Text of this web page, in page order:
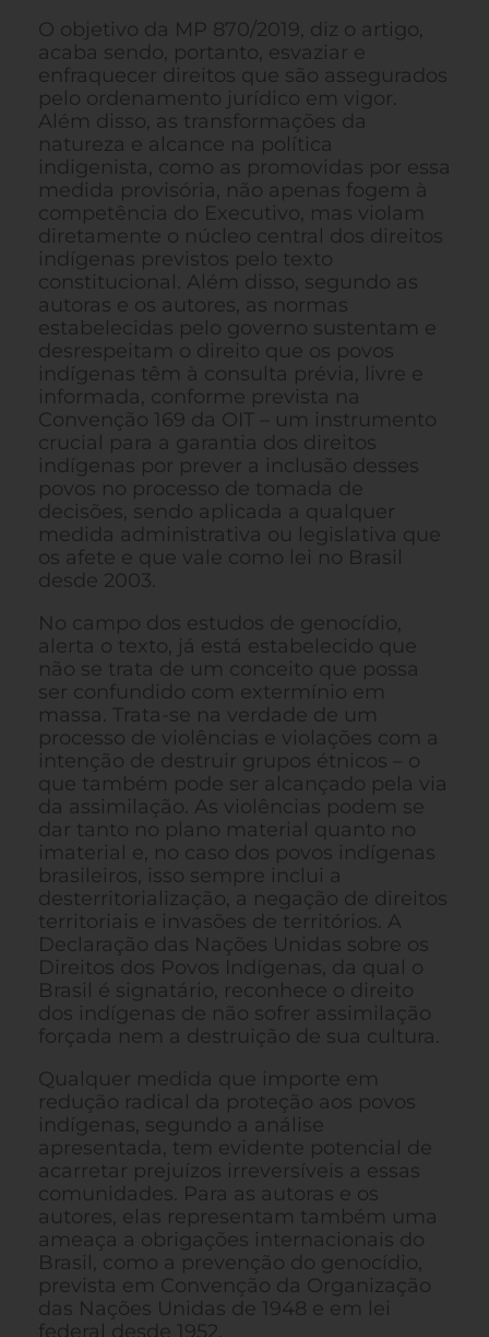
O objetivo da MP 870/2019, diz o artigo,
acaba sendo, portanto, esvaziar e
enfraquecer direitos que são assegurados
pelo ordenamento jurídico em vigor.
Além disso, as transformações da
natureza e alcance na política
indigenista, como as promovidas por essa
medida provisória, não apenas fogem à
competência do Executivo, mas violam
diretamente o núcleo central dos direitos
indígenas previstos pelo texto
constitucional. Além disso, segundo as
autoras e os autores, as normas
estabelecidas pelo governo sustentam e
desrespeitam o direito que os povos
indígenas têm à consulta prévia, livre e
informada, conforme prevista na
Convenção 169 da OIT – um instrumento
crucial para a garantia dos direitos
indígenas por prever a inclusão desses
povos no processo de tomada de
decisões, sendo aplicada a qualquer
medida administrativa ou legislativa que
os afete e que vale como lei no Brasil
desde 2003.
​No campo dos estudos de genocídio,
alerta o texto, já está estabelecido que
não se trata de um conceito que possa
ser confundido com extermínio em
massa. Trata-se na verdade de um
processo de violências e violações com a
intenção de destruir grupos étnicos – o
que também pode ser alcançado pela via
da assimilação. As violências podem se
dar tanto no plano material quanto no
imaterial e, no caso dos povos indígenas
brasileiros, isso sempre inclui a
desterritorialização, a negação de direitos
territoriais e invasões de territórios. A
Declaração das Nações Unidas sobre os
Direitos dos Povos Indígenas, da qual o
Brasil é signatário, reconhece o direito
dos indígenas de não sofrer assimilação
forçada nem a destruição de sua cultura.
Qualquer medida que importe em
redução radical da proteção aos povos
indígenas, segundo a análise
apresentada, tem evidente potencial de
acarretar prejuízos irreversíveis a essas
comunidades. Para as autoras e os
autores, elas representam também uma
ameaça a obrigações internacionais do
Brasil, como a prevenção do genocídio,
prevista em Convenção da Organização
das Nações Unidas de 1948 e em lei
federal desde 1952.